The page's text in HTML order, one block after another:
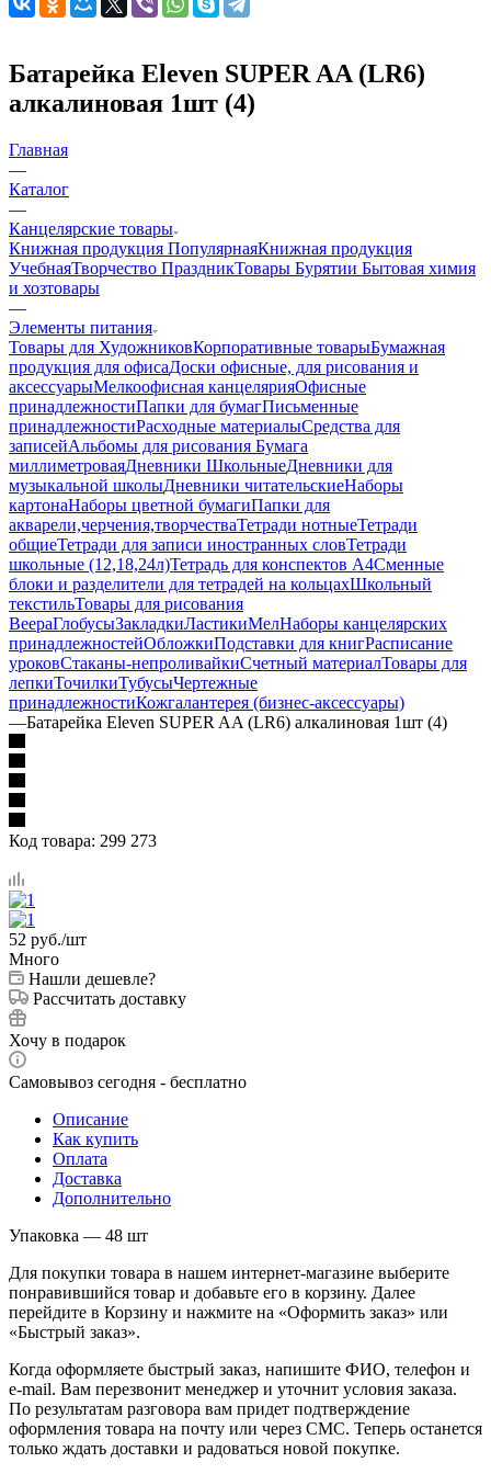
Батарейка Eleven SUPER AA (LR6)
алкалиновая 1шт (4)
Главная
—
Каталог
—
Канцелярские товары
Книжная продукция ПопулярнаяКнижная продукция
УчебнаяТворчество ПраздникТовары Бурятии Бытовая химия
и хозтовары
—
Элементы питания
Товары для ХудожниковКорпоративные товарыБумажная
продукция для офисаДоски офисные, для рисования и
аксессуарыМелкоофисная канцелярияОфисные
принадлежностиПапки для бумагПисьменные
принадлежностиРасходные материалыСредства для
записейАльбомы для рисования Бумага
миллиметроваяДневники ШкольныеДневники для
музыкальной школыДневники читательскиеНаборы
картонаНаборы цветной бумагиПапки для
акварели,черчения,творчестваТетради нотныеТетради
общиеТетради для записи иностранных словТетради
школьные (12,18,24л)Тетрадь для конспектов А4Сменные
блоки и разделители для тетрадей на кольцахШкольный
текстильТовары для рисования
ВеераГлобусыЗакладкиЛастикиМелНаборы канцелярских
принадлежностейОбложкиПодставки для книгРасписание
уроковСтаканы-непроливайкиСчетный материалТовары для
лепкиТочилкиТубусыЧертежные
принадлежностиКожгалантерея (бизнес-аксессуары)
—Батарейка Eleven SUPER AA (LR6) алкалиновая 1шт (4)
Код товара: 299 273
52 руб./шт
Много
Нашли дешевле?
Рассчитать доставку
Хочу в подарок
Самовывоз сегодня - бесплатно
Описание
Как купить
Оплата
Доставка
Дополнительно
Упаковка — 48 шт
Для покупки товара в нашем интернет-магазине выберите
понравившийся товар и добавьте его в корзину. Далее
перейдите в Корзину и нажмите на «Оформить заказ» или
«Быстрый заказ».
Когда оформляете быстрый заказ, напишите ФИО, телефон и
e-mail. Вам перезвонит менеджер и уточнит условия заказа.
По результатам разговора вам придет подтверждение
оформления товара на почту или через СМС. Теперь останется
только ждать доставки и радоваться новой покупке.